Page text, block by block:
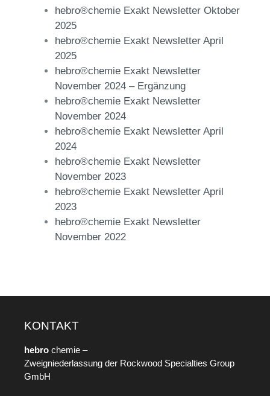
hebro®chemie Exakt Newsletter Oktober
2025
hebro®chemie Exakt Newsletter April
2025
hebro®chemie Exakt Newsletter
November 2024 – Ergänzung
hebro®chemie Exakt Newsletter
November 2024
hebro®chemie Exakt Newsletter April
2024
hebro®chemie Exakt Newsletter
November 2023
hebro®chemie Exakt Newsletter April
2023
hebro®chemie Exakt Newsletter
November 2022
KONTAKT
hebro chemie –
Zweigniederlassung der Rockwood Specialties Group
GmbH